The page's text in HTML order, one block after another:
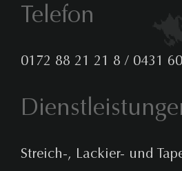
Telefon
0172 88 21 21 8 / 0431
Streich-, Lackier- und